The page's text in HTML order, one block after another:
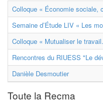
Colloque « Économie sociale,
Semaine d’Étude LIV « Les
Colloque « Mutualiser le
Rencontres du RIUESS "Le
Danièle Desmoutier
Toute la Recma